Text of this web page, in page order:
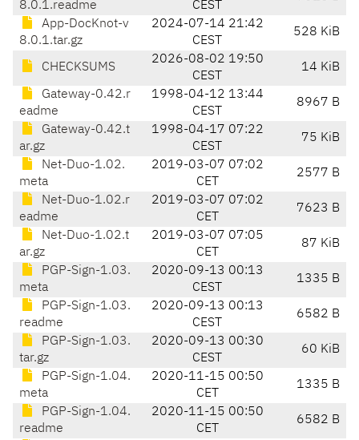
8.0.1.readme
CEST
App-DocKnot-v
8.0.1.tar.gz
2024-07-14 21:42
CEST
528 KiB
CHECKSUMS
2026-08-02 19:50
CEST
14 KiB
Gateway-0.42.r
eadme
1998-04-12 13:44
CEST
8967 B
Gateway-0.42.t
ar.gz
1998-04-17 07:22
CEST
75 KiB
Net-Duo-1.02.
meta
2019-03-07 07:02
CET
2577 B
Net-Duo-1.02.r
eadme
2019-03-07 07:02
CET
7623 B
Net-Duo-1.02.t
ar.gz
2019-03-07 07:05
CET
87 KiB
PGP-Sign-1.03.
meta
2020-09-13 00:13
CEST
1335 B
PGP-Sign-1.03.
readme
2020-09-13 00:13
CEST
6582 B
PGP-Sign-1.03.
tar.gz
2020-09-13 00:30
CEST
60 KiB
PGP-Sign-1.04.
meta
2020-11-15 00:50
CET
1335 B
PGP-Sign-1.04.
readme
2020-11-15 00:50
CET
6582 B